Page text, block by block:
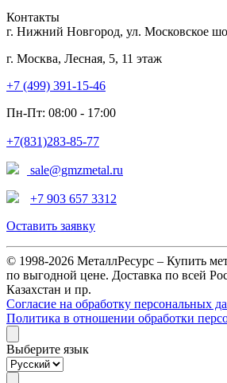
Контакты
г. Нижний Новгород, ул. Московское
г. Москва, Лесная, 5, 11 этаж
+7 (499) 391-15-46
Пн-Пт: 08:00 - 17:00
+7(831)283-85-77
sale@gmzmetal.ru
+7 903 657 3312
Оставить заявку
© 1998-2026 МеталлРесурс – Купить
по выгодной цене. Доставка по всей
Казахстан и пр.
Согласие на обработку персональных
Политика в отношении обработки
Выберите язык